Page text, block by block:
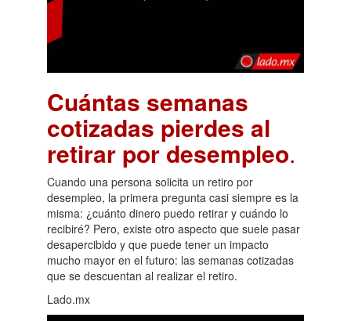
Cuántas semanas
cotizadas pierdes al
retirar por desempleo.
Cuando una persona solicita un retiro por
desempleo, la primera pregunta casi siempre es la
misma: ¿cuánto dinero puedo retirar y cuándo lo
recibiré? Pero, existe otro aspecto que suele pasar
desapercibido y que puede tener un impacto
mucho mayor en el futuro: las semanas cotizadas
que se descuentan al realizar el retiro.
Lado.mx